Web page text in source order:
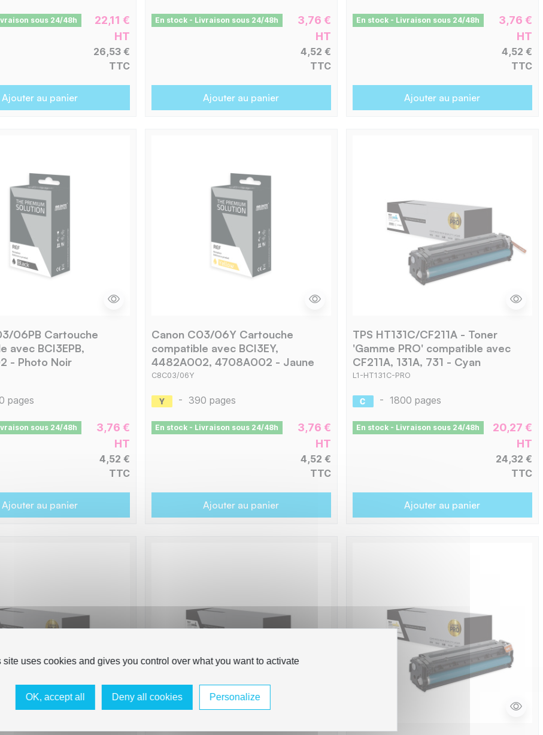
sous 24/48h
22,11 €
HT
26,53 €
TTC
Ajouter au panier
En stock - Livraison sous 24/48h
3,76 €
HT
4,52 €
TTC
Ajouter au panier
En stock - Livraison sous 24/48h
3,76 €
HT
4,52 €
TTC
Ajouter au panier
06PB Cartouche
avec BCI3EPB,
- Photo Noir
pages
sous 24/48h
3,76 €
HT
4,52 €
TTC
Ajouter au panier
Canon C03/06Y Cartouche
compatible avec BCI3EY,
4482A002, 4708A002 - Jaune
C8C03/06Y
- 390 pages
En stock - Livraison sous 24/48h
3,76 €
HT
4,52 €
TTC
Ajouter au panier
TPS HT131C/CF211A - Toner
'Gamme PRO' compatible avec
CF211A, 131A, 731 - Cyan
L1-HT131C-PRO
- 1800 pages
En stock - Livraison sous 24/48h
20,27 €
HT
24,32 €
TTC
Ajouter au panier
site uses cookies and gives you control over what you want to activate
OK, accept all Deny all cookies Personalize